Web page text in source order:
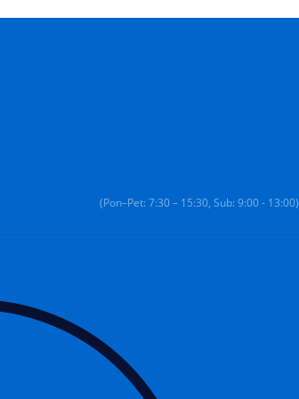
(Pon–Pet: 7:30 – 15:30, Sub: 9:00 - 13:00)